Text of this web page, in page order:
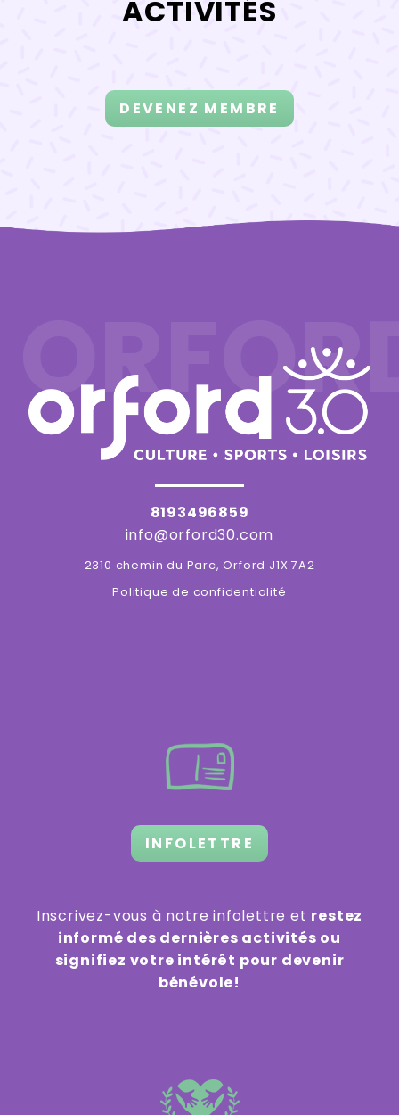
ACTIVITÉS
DEVENEZ MEMBRE
8193496859
info@orford30.com
2310 chemin du Parc, Orford J1X 7A2
Politique de confidentialité
INFOLETTRE
Inscrivez-vous à notre infolettre et restez
informé des dernières activités ou
signifiez votre intérêt pour devenir
bénévole!